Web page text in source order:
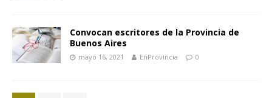
Convocan escritores de la Provincia de
Buenos Aires
mayo 16, 2021 EnProvincia 0